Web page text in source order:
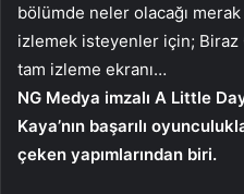
bölümde neler olacağı
izlemek isteyenler için; Biraz
tam izleme ekranı…
NG Medya imzalı A Little
Kaya’nın başarılı
çeken yapımlarından biri.